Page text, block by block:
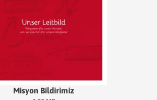
Misyon Bildirimiz